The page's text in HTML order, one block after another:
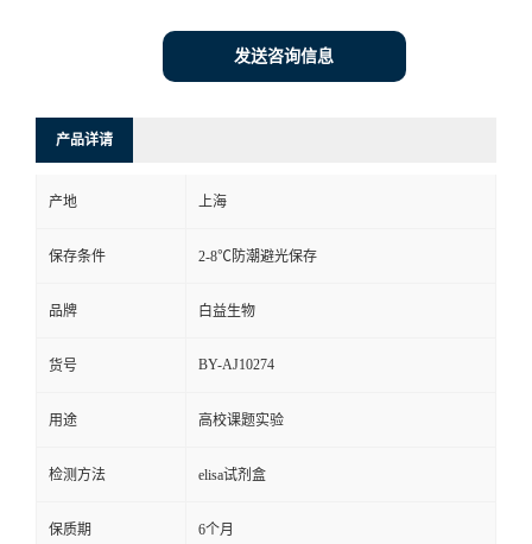
发送咨询信息
产品详请
产地 上海
保存条件 2-8℃防潮避光保存
品牌 白益生物
货号 BY-AJ10274
用途 高校课题实验
检测方法 elisa试剂盒
保质期 6个月